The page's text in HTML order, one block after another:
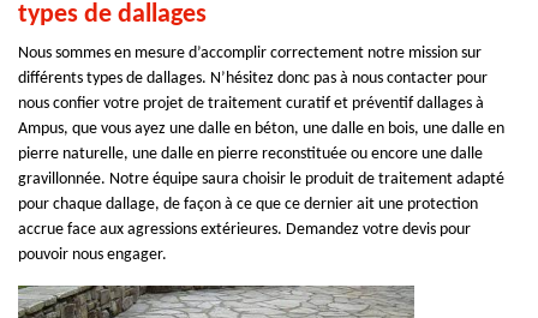
types de dallages
Nous sommes en mesure d’accomplir correctement notre mission sur
différents types de dallages. N’hésitez donc pas à nous contacter pour
nous confier votre projet de traitement curatif et préventif dallages à
Ampus, que vous ayez une dalle en béton, une dalle en bois, une dalle en
pierre naturelle, une dalle en pierre reconstituée ou encore une dalle
gravillonnée. Notre équipe saura choisir le produit de traitement adapté
pour chaque dallage, de façon à ce que ce dernier ait une protection
accrue face aux agressions extérieures. Demandez votre devis pour
pouvoir nous engager.